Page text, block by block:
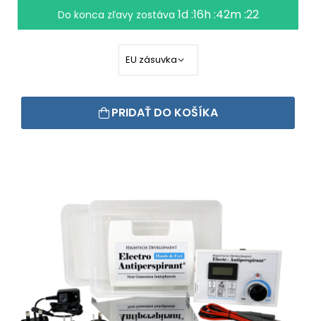
Do konca zľavy zostáva 1d :16h :42m :22
PRIDAŤ DO KOŠÍKA